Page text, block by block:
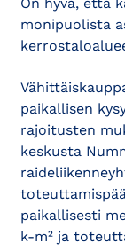
On hyvä, että
monipuolista
paikallisen
rajoitusten
keskusta
paikallisesti
k-m² ja